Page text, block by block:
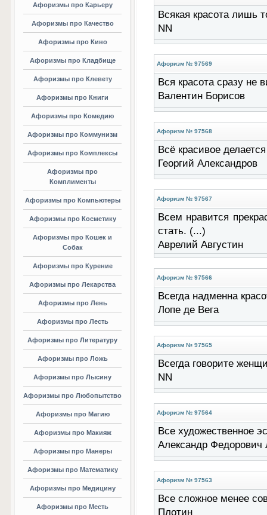
Афоризмы про Карьеру
Афоризмы про Качество
Афоризмы про Кино
Афоризмы про Кладбище
Афоризмы про Клевету
Афоризмы про Книги
Афоризмы про Комедию
Афоризмы про Коммунизм
Афоризмы про Комплексы
Афоризмы про
Комплименты
Афоризмы про Компьютеры
Афоризмы про Косметику
Афоризмы про Кошек и
Собак
Афоризмы про Курение
Афоризмы про Лекарства
Афоризмы про Лень
Афоризмы про Лесть
Афоризмы про Литературу
Афоризмы про Ложь
Афоризмы про Лысину
Афоризмы про Любопытство
Афоризмы про Магию
Афоризмы про Макияж
Афоризмы про Манеры
Афоризмы про Математику
Афоризмы про Медицину
Афоризмы про Месть
Всякая красота лишь
NN
Афоризм № 97569
Вся красота сразу не
Валентин Борисов
Афоризм № 97568
Всё красивое
Георгий Александров
Афоризм № 97567
Всем нравится
стать. (...)
Аврелий Августин
Афоризм № 97566
Всегда надменна
Лопе де Вега
Афоризм № 97565
Всегда говорите
NN
Афоризм № 97564
Все художественное
Александр Федорович
Афоризм № 97563
Все сложное менее
Плотин